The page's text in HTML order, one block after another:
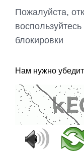
Пожалуйста,
блокировки
Нам нужно